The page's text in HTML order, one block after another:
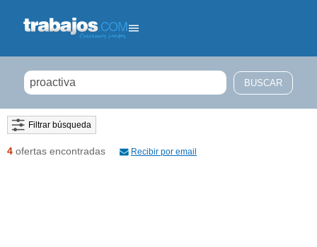
Filtrar búsqueda
4 ofertas encontradas Recibir por email